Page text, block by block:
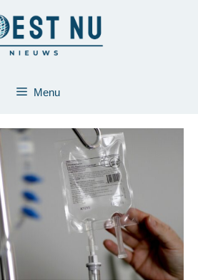
Menu